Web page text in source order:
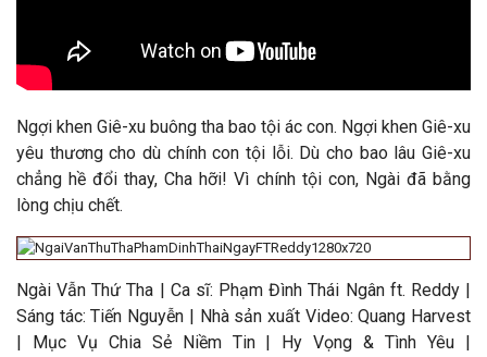
Ngợi khen Giê-xu buông tha bao tội ác con. Ngợi khen Giê-xu
yêu thương cho dù chính con tội lỗi. Dù cho bao lâu Giê-xu
chẳng hề đổi thay, Cha hỡi! Vì chính tội con, Ngài đã bằng
lòng chịu chết.
Ngài Vẫn Thứ Tha | Ca sĩ: Phạm Đình Thái Ngân ft. Reddy |
Sáng tác: Tiến Nguyễn | Nhà sản xuất Video: Quang Harvest
| Mục Vụ Chia Sẻ Niềm Tin | Hy Vọng & Tình Yêu |